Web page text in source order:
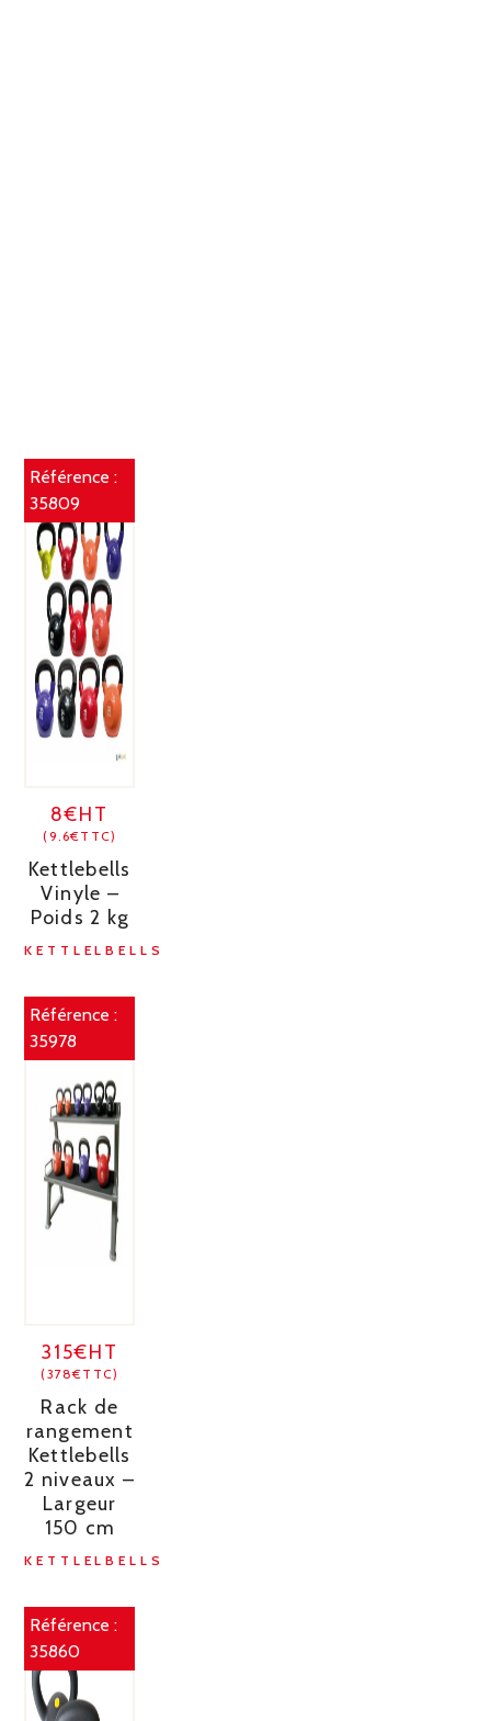
Référence :
35809
8€HT
(9.6€TTC)
Kettlebells
Vinyle –
Poids 2 kg
KETTLELBELLS
Référence :
35978
315€HT
(378€TTC)
Rack de
rangement
Kettlebells
2 niveaux –
Largeur
150 cm
KETTLELBELLS
Référence :
35860